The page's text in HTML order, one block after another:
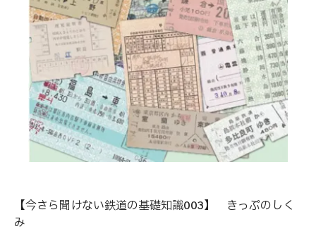
【今さら聞けない鉄道の基礎知識003】 きっぷのしく
み